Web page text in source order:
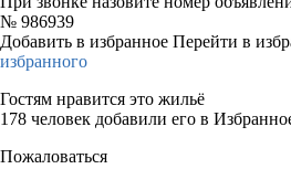
№ 986939
Добавить в избранное Перейти в
избранного
Гостям нравится это жильё
178 человек добавили его в
Пожаловаться